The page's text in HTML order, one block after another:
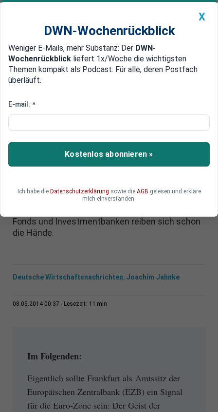
Newsticker MEIN DWN: Geldanlage Premium
Edelmetalle DWN-Magazin China
Kein Parlament kontrolliert
Die große Umverteilung: Mario
Draghi ordnet die Banken in
Europa neu
Die EZB verlangt, beraten von der umstrittenen
aller wichtigen europäischen Banken. Die
nationalen Parlamente haben keine Kontrolle
Fonds und Investmentbanken reiben sich schon
die Hände.
Deutsche Wirtschaftsnachrichten, Joachim Jahnke
08.05.2014 00:37 Lesezeit: 11 min
Im Folgenden:
Eigentlich sollte Frankfurt als Amtssitz der
Europäischen Zentralbank (EZB) ein Signal
für die Euro-Zone sein: Der Geist der
X
DWN-Wochenrückblick
Weniger E-Mails, mehr Substanz: Der DWN-
Wochenrückblick liefert 1x/Woche die wichtigsten
Themen kompakt als Podcast. Für alle, deren Postfach
überläuft.
E-mail: *
Kostenlos abonnieren »
Ich habe die Datenschutzerklärung sowie die AGB gelesen und erkläre
mich einverstanden.